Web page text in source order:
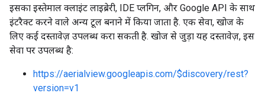
इसका इस्तेमाल क्लाइंट लाइब्रेरी, IDE प्लगिन, और Google API के साथ
इंटरैक्ट करने वाले अन्य टूल बनाने में किया जाता है. एक सेवा, खोज के
लिए कई दस्तावेज़ उपलब्ध करा सकती है. खोज से जुड़ा यह दस्तावेज़, इस
सेवा पर उपलब्ध है:
https://aerialview.googleapis.com/$discovery/rest?
version=v1